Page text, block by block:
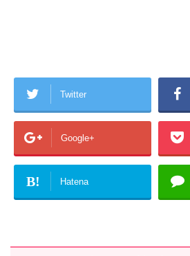
Twitter
Google+
B! Hatena